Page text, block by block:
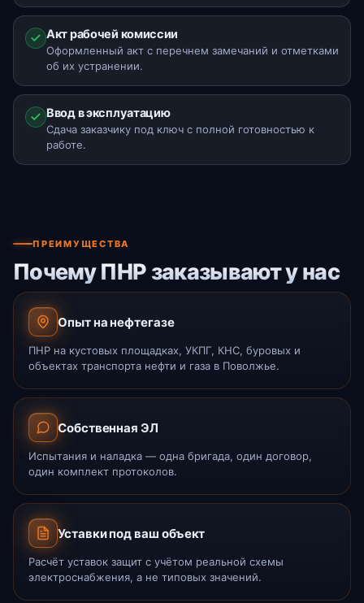
Акт рабочей комиссии
Оформленный акт с перечнем замечаний и отметками
об их устранении.
Ввод в эксплуатацию
Сдача заказчику под ключ с полной готовностью к
работе.
ПРЕИМУЩЕСТВА
Почему ПНР заказывают у нас
Опыт на нефтегазе
ПНР на кустовых площадках, УКПГ, КНС, буровых и
объектах транспорта нефти и газа в Поволжье.
Собственная ЭЛ
Испытания и наладка — одна бригада, один договор,
один комплект протоколов.
Уставки под ваш объект
Расчёт уставок защит с учётом реальной схемы
электроснабжения, а не типовых значений.